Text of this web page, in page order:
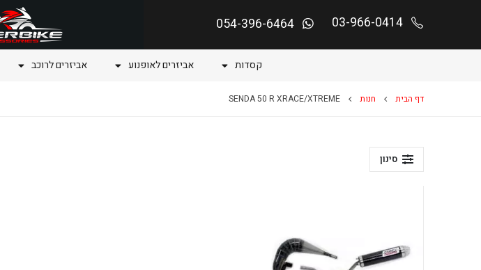
03-966-0414
054-396-6464
קסדות אביזרים לאופנוע אביזרים לרוכב
דף הבית חנות SENDA 50 R XRACE/XTREME
סינון